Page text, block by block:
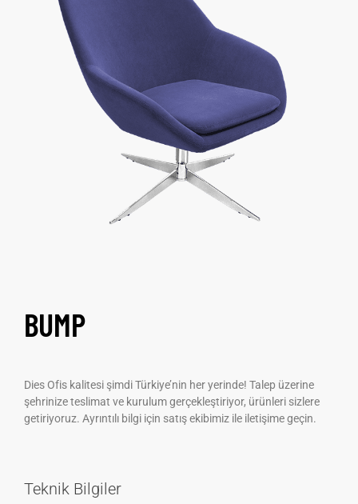
BUMP
Dies Ofis kalitesi şimdi Türkiye’nin her yerinde! Talep üzerine
şehrinize teslimat ve kurulum gerçekleştiriyor, ürünleri sizlere
getiriyoruz. Ayrıntılı bilgi için satış ekibimiz ile iletişime geçin.
Teknik Bilgiler